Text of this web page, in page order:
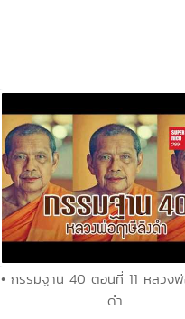
• กรรมฐาน 40 ตอนที่ 11 หลวง
ดำ